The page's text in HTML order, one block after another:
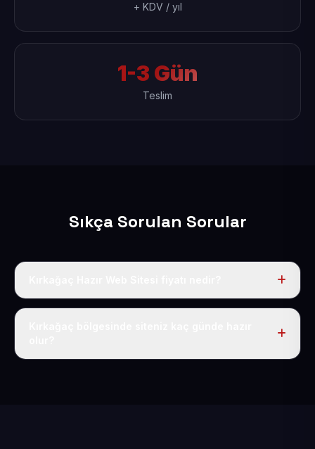
+ KDV / yıl
1-3 Gün
Teslim
Sıkça Sorulan Sorular
Tek fiyat uygulanır: yıllık 50 USD + KDV. Bu bedele alan